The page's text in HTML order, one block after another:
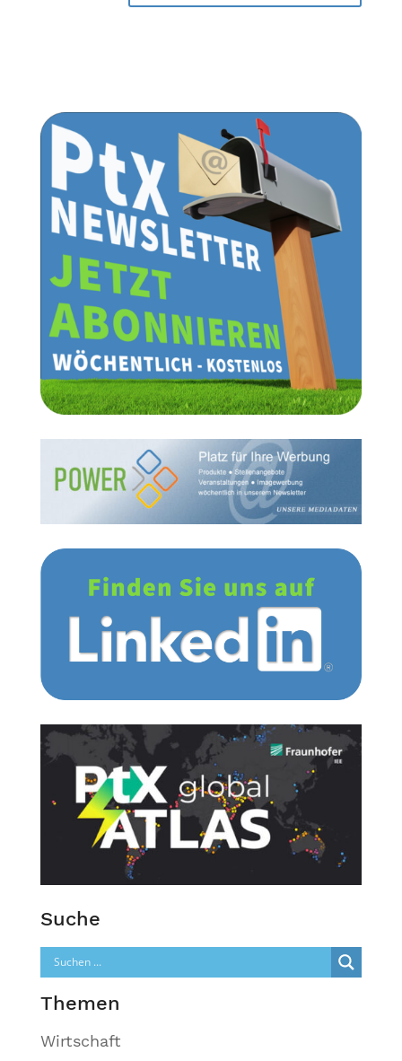
Suche
Themen
Wirtschaft